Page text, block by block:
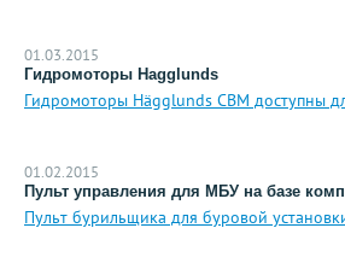
01.03.2015
Гидромоторы Hagglunds
Гидромоторы Hägglunds CBM доступны
01.02.2015
Пульт управления для МБУ на базе
Пульт бурильщика для буровой